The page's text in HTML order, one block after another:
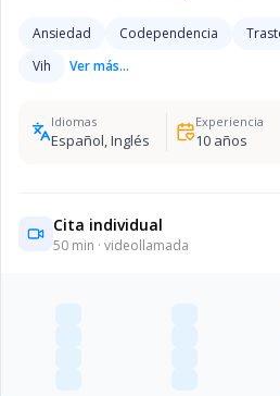
Ansiedad Codependencia
Vih
Ver más...
Idiomas
Español, Inglés
Experiencia
10años
Cita individual
50 min · videollamada